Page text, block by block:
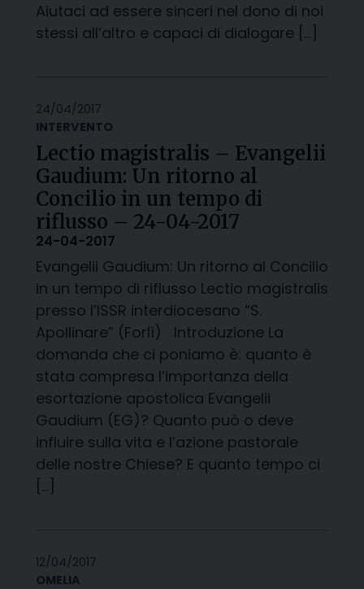
Aiutaci ad essere sinceri nel dono di noi
stessi all’altro e capaci di dialogare […]
24/04/2017
INTERVENTO
Lectio magistralis – Evangelii
Gaudium: Un ritorno al
Concilio in un tempo di
riflusso – 24-04-2017
24-04-2017
Evangelii Gaudium: Un ritorno al Concilio
in un tempo di riflusso Lectio magistralis
presso l’ISSR interdiocesano “S.
Apollinare” (Forlì) Introduzione La
domanda che ci poniamo è: quanto è
stata compresa l’importanza della
esortazione apostolica Evangelii
Gaudium (EG)? Quanto può o deve
influire sulla vita e l’azione pastorale
delle nostre Chiese? E quanto tempo ci
[…]
12/04/2017
OMELIA